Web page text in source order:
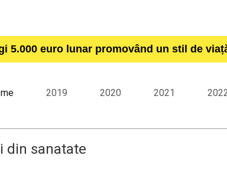
5.000 euro lunar promovând un stil de
2019 2020 2021
din sanatate